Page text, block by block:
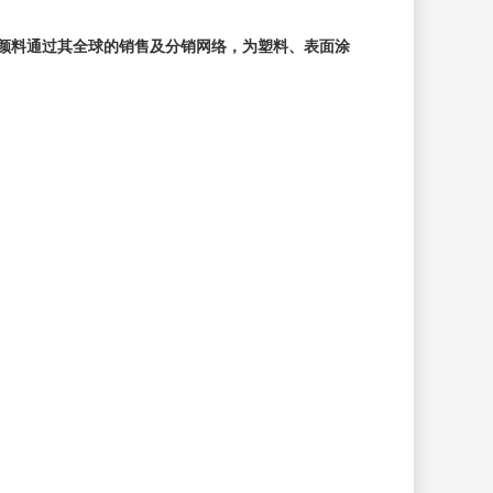
通过其全球的销售及分销网络，为塑料、表面涂